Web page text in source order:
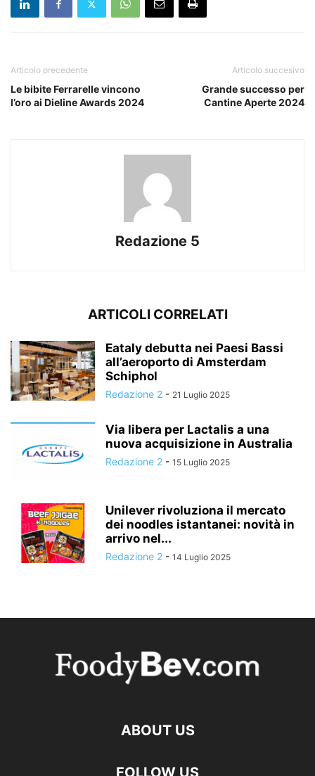
Articolo precedente
Le bibite Ferrarelle vincono
l’oro ai Dieline Awards 2024
Articolo succesivo
Grande successo per
Cantine Aperte 2024
Redazione 5
ARTICOLI CORRELATI
Eataly debutta nei Paesi Bassi
all’aeroporto di Amsterdam
Schiphol
Redazione 2 - 21 Luglio 2025
Via libera per Lactalis a una
nuova acquisizione in Australia
Redazione 2 - 15 Luglio 2025
Unilever rivoluziona il mercato
dei noodles istantanei: novità in
arrivo nel...
Redazione 2 - 14 Luglio 2025
ABOUT US